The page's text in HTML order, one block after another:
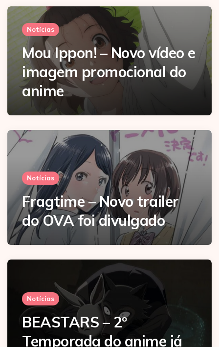
Notícias
Mou Ippon! – Novo vídeo e
imagem promocional do
anime
Notícias
Fragtime – Novo trailer
do OVA foi divulgado
Notícias
BEASTARS – 2º
Temporada do anime já